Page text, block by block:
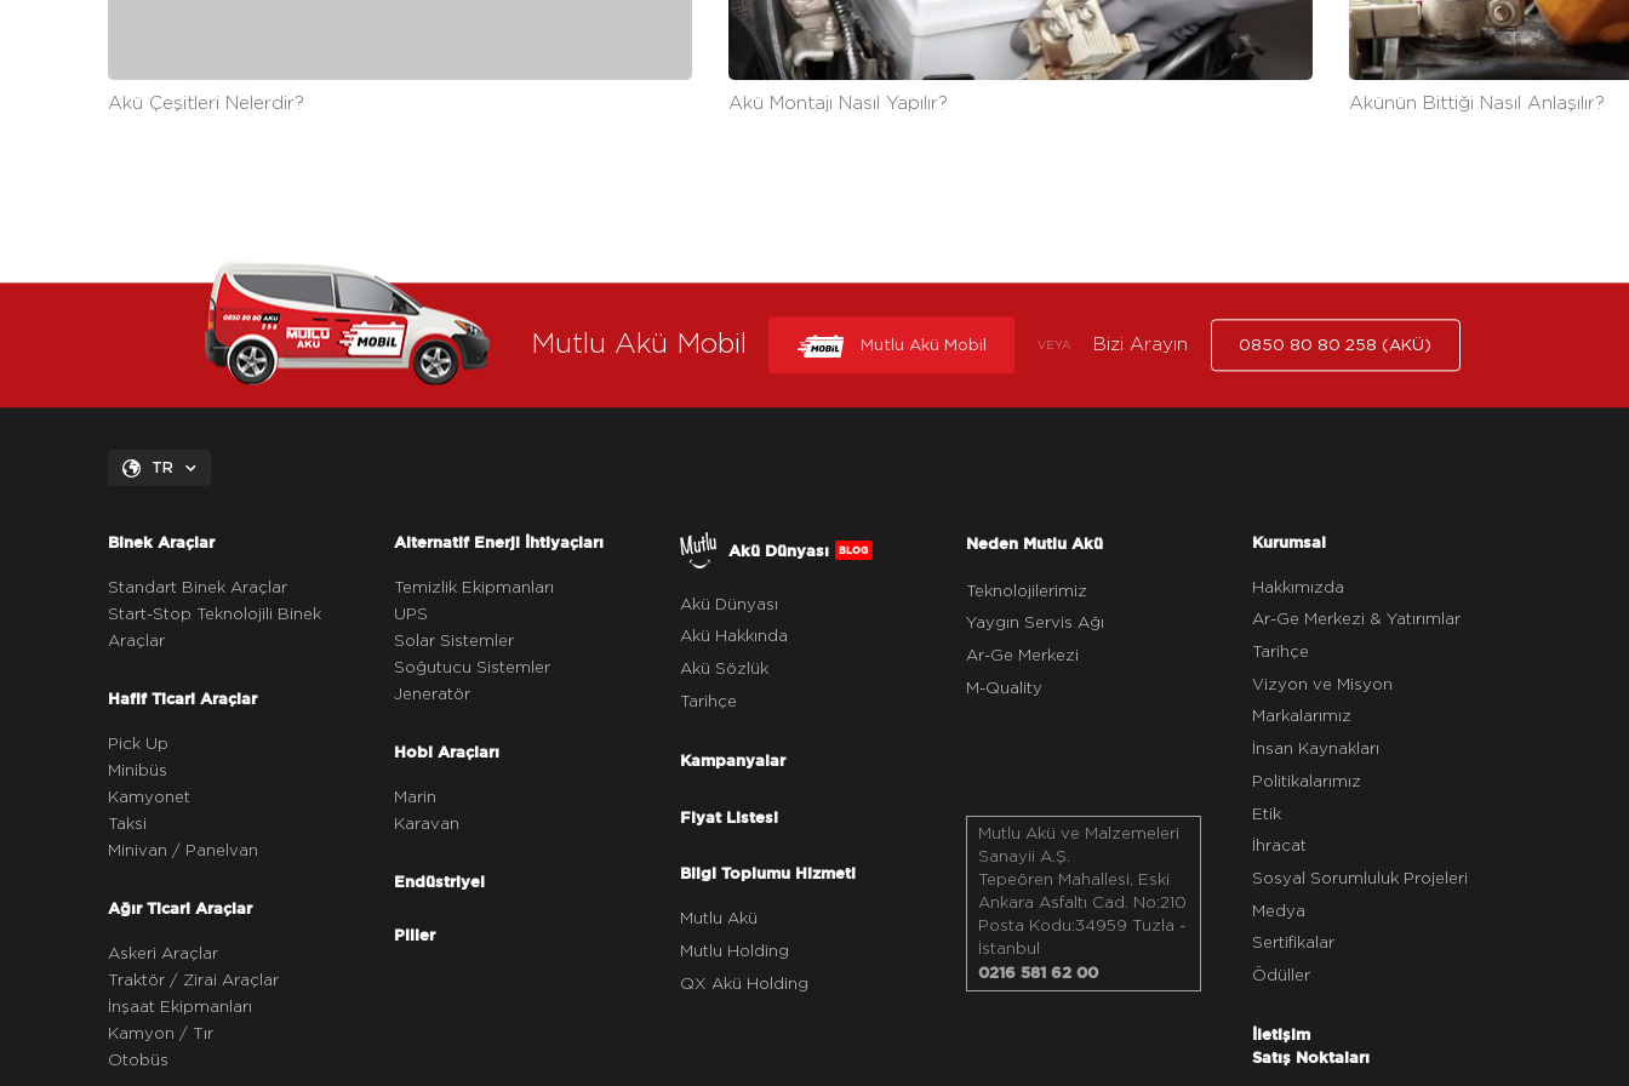
Akü Çeşitleri Nelerdir? Akü Montajı Nasıl Yapılır? Akünün Bittiği Nasıl Anlaşılır?
Mutlu Akü Mobil Mutlu Akü Mobil VEYA Bizi Arayın 0850 80 80 258 (AKÜ)
TR
Binek Araçlar
Standart Binek Araçlar
Start-Stop Teknolojili Binek
Araçlar
Hafif Ticari Araçlar
Pick Up
Minibüs
Kamyonet
Taksi
Minivan / Panelvan
Ağır Ticari Araçlar
Askeri Araçlar
Traktör / Zirai Araçlar
İnşaat Ekipmanları
Kamyon / Tır
Otobüs
Alternatif Enerji İhtiyaçları
Temizlik Ekipmanları
UPS
Solar Sistemler
Soğutucu Sistemler
Jeneratör
Hobi Araçları
Marin
Karavan
Endüstriyel
Piller
Akü Dünyası BLOG
Akü Dünyası
Akü Hakkında
Akü Sözlük
Tarihçe
Kampanyalar
Fiyat Listesi
Bilgi Toplumu Hizmeti
Mutlu Akü
Mutlu Holding
QX Akü Holding
Neden Mutlu Akü
Teknolojilerimiz
Yaygın Servis Ağı
Ar-Ge Merkezi
M-Quality
Mutlu Akü ve Malzemeleri
Sanayii A.Ş.
Tepeören Mahallesi, Eski
Ankara Asfaltı Cad. No:210
Posta Kodu:34959 Tuzla -
İstanbul
0216 581 62 00
Kurumsal
Hakkımızda
Ar-Ge Merkezi & Yatırımlar
Tarihçe
Vizyon ve Misyon
Markalarımız
İnsan Kaynakları
Politikalarımız
Etik
İhracat
Sosyal Sorumluluk Projeleri
Medya
Sertifikalar
Ödüller
İletişim
Satış Noktaları